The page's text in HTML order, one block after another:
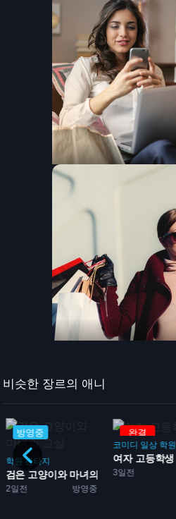
비슷한 장르의 애니
방영중
학원 판타지
2일전 방영중
검은 고양이와 마녀의 교실
완결
코미디 일상 학원
3일전
여자 고등학생